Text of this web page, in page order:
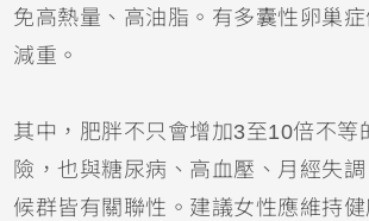
免高熱量、高油脂。有多囊性卵巢
減重。
其中，肥胖不只會增加3至10倍不等
險，也與糖尿病、高血壓、月經失
候群皆有關聯性。建議女性應維持